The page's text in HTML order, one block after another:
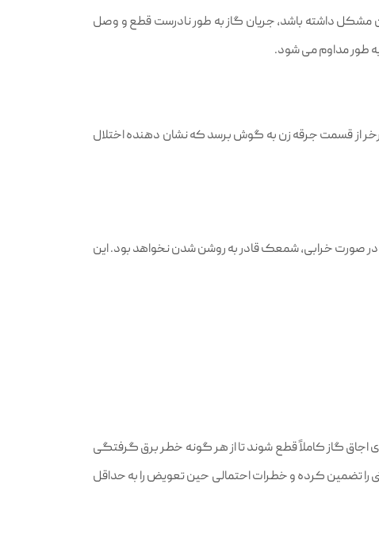
مشکل داشته باشد، جریان گاز به طور نادرست قطع و وصل
طور مداوم می‌ شود.
از قسمت جرقه‌ زن به گوش برسد که نشان‌ دهنده اختلال
صورت خرابی، شمعک قادر به روشن شدن نخواهد بود. این
اجاق گاز کاملاً قطع شوند تا از هر گونه خطر برق‌ گرفتگی
را تضمین کرده و خطرات احتمالی حین تعویض را به حداقل